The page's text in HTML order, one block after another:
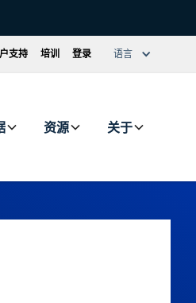
支持 培训 登录 语言
资源 关于